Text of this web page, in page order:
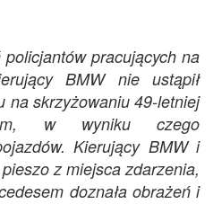
pracujących na
BMW nie ustąpił
na skrzyżowaniu 49-letniej
w wyniku czego
Kierujący BMW i
z miejsca zdarzenia,
doznała obrażeń i